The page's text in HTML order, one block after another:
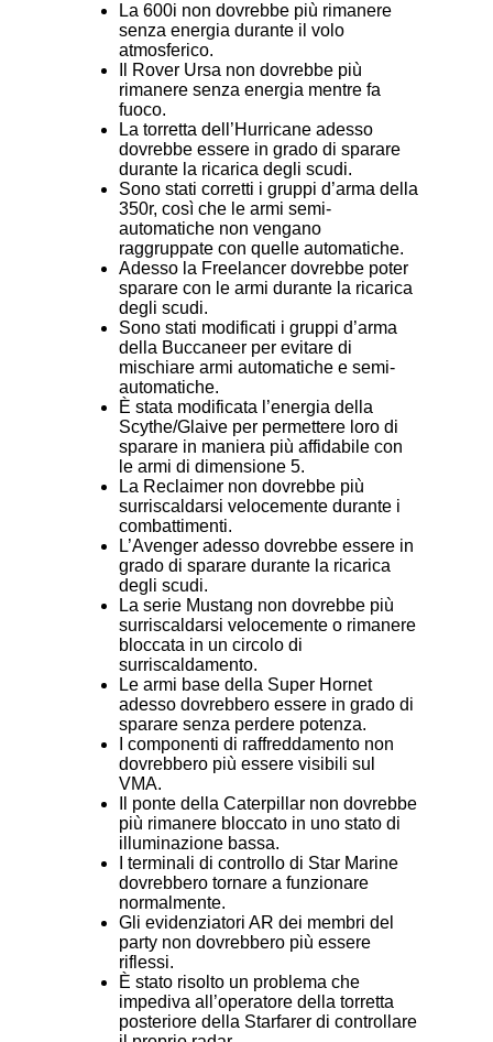
La 600i non dovrebbe più rimanere
senza energia durante il volo
atmosferico.
Il Rover Ursa non dovrebbe più
rimanere senza energia mentre fa
fuoco.
La torretta dell’Hurricane adesso
dovrebbe essere in grado di sparare
durante la ricarica degli scudi.
Sono stati corretti i gruppi d’arma della
350r, così che le armi semi-
automatiche non vengano
raggruppate con quelle automatiche.
Adesso la Freelancer dovrebbe poter
sparare con le armi durante la ricarica
degli scudi.
Sono stati modificati i gruppi d’arma
della Buccaneer per evitare di
mischiare armi automatiche e semi-
automatiche.
È stata modificata l’energia della
Scythe/Glaive per permettere loro di
sparare in maniera più affidabile con
le armi di dimensione 5.
La Reclaimer non dovrebbe più
surriscaldarsi velocemente durante i
combattimenti.
L’Avenger adesso dovrebbe essere in
grado di sparare durante la ricarica
degli scudi.
La serie Mustang non dovrebbe più
surriscaldarsi velocemente o rimanere
bloccata in un circolo di
surriscaldamento.
Le armi base della Super Hornet
adesso dovrebbero essere in grado di
sparare senza perdere potenza.
I componenti di raffreddamento non
dovrebbero più essere visibili sul
VMA.
Il ponte della Caterpillar non dovrebbe
più rimanere bloccato in uno stato di
illuminazione bassa.
I terminali di controllo di Star Marine
dovrebbero tornare a funzionare
normalmente.
Gli evidenziatori AR dei membri del
party non dovrebbero più essere
riflessi.
È stato risolto un problema che
impediva all’operatore della torretta
posteriore della Starfarer di controllare